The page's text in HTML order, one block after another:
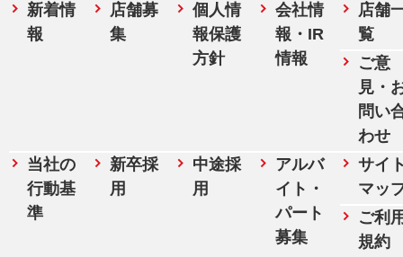
新着情
報
店舗募
集
個人情
報保護
方針
会社情
報・IR
情報
店舗
覧
ご意
見・
問い
わせ
当社の
行動基
準
新卒採
用
中途採
用
アルバ
イト・
パート
募集
サイ
マッ
ご利
規約